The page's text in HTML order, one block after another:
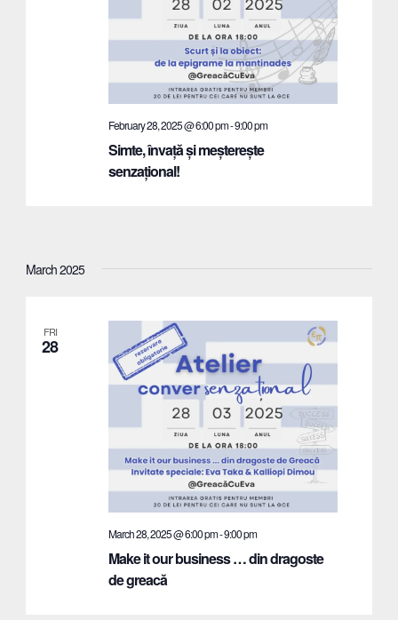
February 28, 2025 @ 6:00 pm-9:00 pm
Simte, învață și meșterește
senzațional!
March 2025
FRI
28
March 28, 2025 @ 6:00 pm-9:00 pm
Make it our business … din dragoste
de greacă